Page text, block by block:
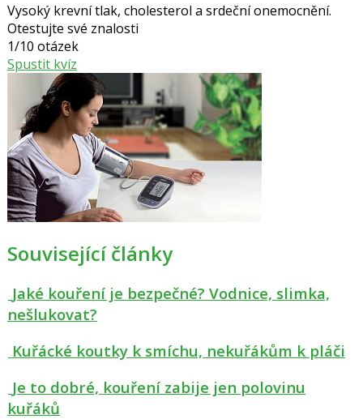
Vysoký krevní tlak, cholesterol a srdeční onemocnění.
Otestujte své znalosti
1/10 otázek
Spustit kvíz
Související články
Jaké kouření je bezpečné? Vodnice, slimka,
nešlukovat?
Kuřácké koutky k smíchu, nekuřákům k pláči
Je to dobré, kouření zabije jen polovinu
kuřáků